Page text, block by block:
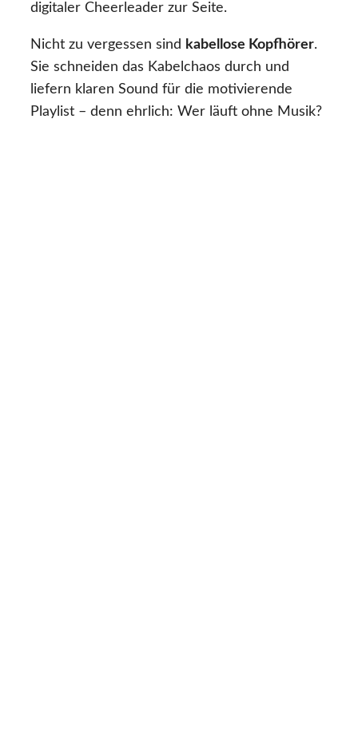
digitaler Cheerleader zur Seite.
Nicht zu vergessen sind kabellose Kopfhörer.
Sie schneiden das Kabelchaos durch und
liefern klaren Sound für die motivierende
Playlist – denn ehrlich: Wer läuft ohne Musik?